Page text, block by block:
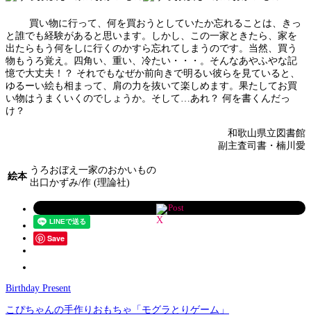
買い物に行って、何を買おうとしていたか忘れることは、きっ
と誰でも経験があると思います。しかし、この一家ときたら、家を
出たらもう何をしに行くのかすら忘れてしまうのです。当然、買う
物もうろ覚え。四角い、重い、冷たい・・・。そんなあやふやな記
憶で大丈夫！？ それでもなぜか前向きで明るい彼らを見ていると、
ゆるーい絵も相まって、肩の力を抜いて楽しめます。果たしてお買
い物はうまくいくのでしょうか。そして…あれ？ 何を書くんだっ
け？
和歌山県立図書館
副主査司書・楠川愛
絵本
うろおぼえ一家のおかいもの
出口かずみ/作 (理論社)
Post
Save
Birthday Present
こぴちゃんの手作りおもちゃ「モグラとりゲーム」